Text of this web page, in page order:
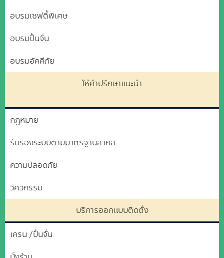
อบรมเซฟตี้พิเศษ
อบรมปั้นจั่น
อบรมอัคคีภัย
ให้คำปรึกษาแนะนำ
กฎหมาย
รับรองระบบตามมาตรฐานสากล
ความปลอดภัย
วิศวกรรม
บริการออกแบบติดตั้ง
เครน /ปั้นจั่น